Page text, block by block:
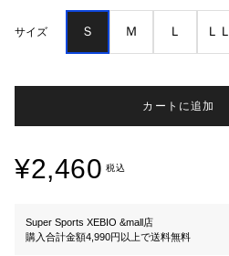
サイズ Ｓ Ｍ Ｌ ＬＬ
カートに追加
¥2,460 税込
Super Sports XEBIO &mall店
購入合計金額4,990円以上で送料無料